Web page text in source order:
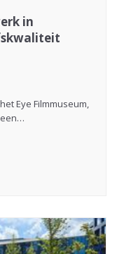
in
Eye Filmmuseum,